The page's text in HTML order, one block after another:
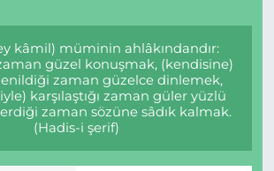
kâmil) müminin ahlâkındandır:
güzel konuşmak, (kendisine)
zaman güzelce dinlemek,
karşılaştığı zaman güler yüzlü
zaman sözüne sâdık kalmak.
(Hadis-i şerif)